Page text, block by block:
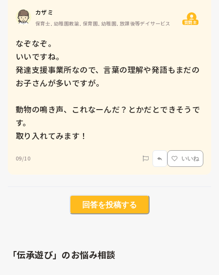
カザミ
保育士, 幼稚園教諭, 保育園, 幼稚園, 放課後等デイサービス 質問主
なぞなぞ。
いいですね。
発達支援事業所なので、言葉の理解や発語もまだの
お子さんが多いですが。
動物の鳴き声、これなーんだ？とかだとできそうで
す。
取り入れてみます！
09/10 いいね
回答を投稿する
「伝承遊び」のお悩み相談